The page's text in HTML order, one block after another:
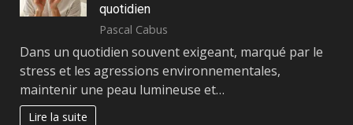
quotidien
Pascal Cabus
Dans un quotidien souvent exigeant, marqué par le
stress et les agressions environnementales,
maintenir une peau lumineuse et…
Lire la suite